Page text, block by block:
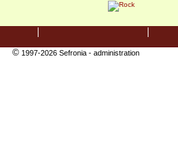
©1997-2026 Sefronia - administration